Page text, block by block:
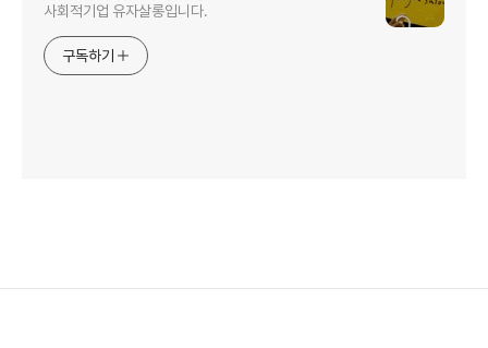
사회적기업 유자살롱입니다.
구독하기